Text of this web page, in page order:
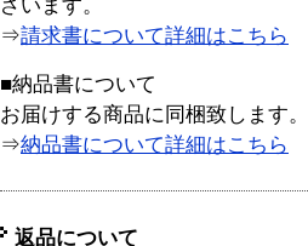
ざいます。
⇒請求書について詳細はこちら
■納品書について
お届けする商品に同梱致します。
⇒納品書について詳細はこちら
返品について